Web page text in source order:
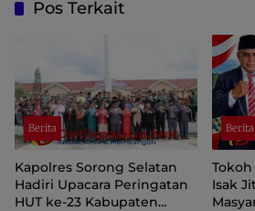
Pos Terkait
Berita
Kapolres Sorong Selatan
Hadiri Upacara Peringatan
HUT ke-23 Kabupaten
Berita
Isak